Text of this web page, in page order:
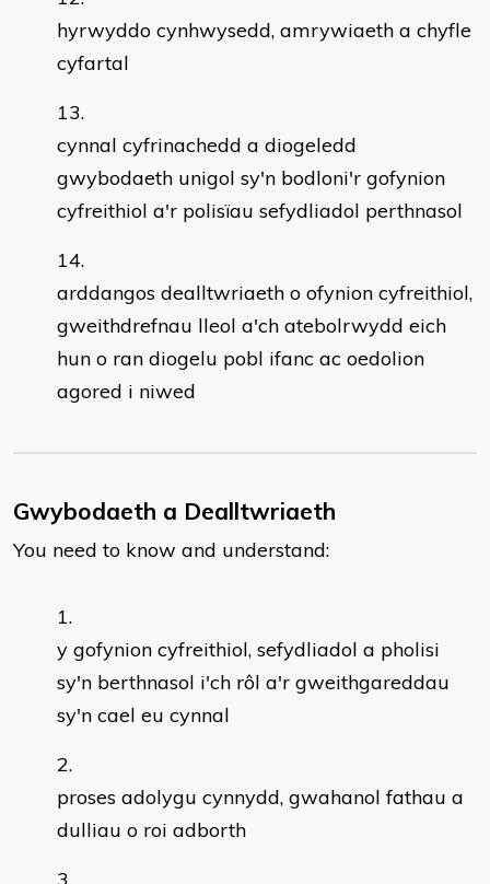
hyrwyddo cynhwysedd, amrywiaeth a chyfle
cyfartal
cynnal cyfrinachedd a diogeledd
gwybodaeth unigol sy'n bodloni'r gofynion
cyfreithiol a'r polisïau sefydliadol perthnasol
arddangos dealltwriaeth o ofynion cyfreithiol,
gweithdrefnau lleol a'ch atebolrwydd eich
hun o ran diogelu pobl ifanc ac oedolion
agored i niwed
Gwybodaeth a Dealltwriaeth
You need to know and understand:
y gofynion cyfreithiol, sefydliadol a pholisi
sy'n berthnasol i'ch rôl a'r gweithgareddau
sy'n cael eu cynnal
proses adolygu cynnydd, gwahanol fathau a
dulliau o roi adborth